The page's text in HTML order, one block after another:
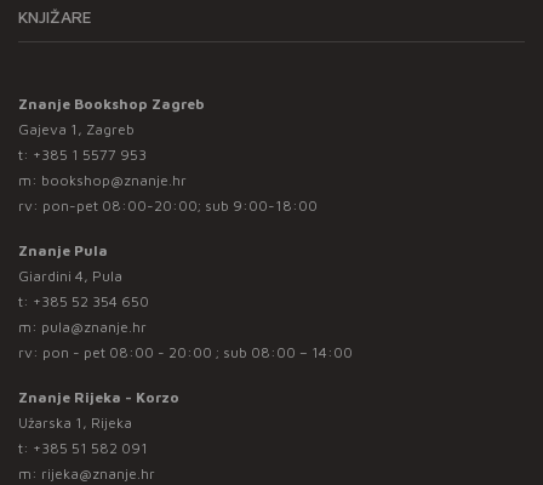
KNJIŽARE
Znanje Bookshop Zagreb
Gajeva 1, Zagreb
t: +385 1 5577 953
m: bookshop@znanje.hr
rv: pon-pet 08:00-20:00; sub 9:00-18:00
Znanje Pula
Giardini 4, Pula
t: +385 52 354 650
m: pula@znanje.hr
rv: pon - pet 08:00 - 20:00 ; sub 08:00 – 14:00
Znanje Rijeka - Korzo
Užarska 1, Rijeka
t: +385 51 582 091
m: rijeka@znanje.hr